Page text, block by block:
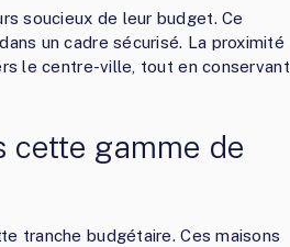
soucieux de leur budget. Ce
un cadre sécurisé. La proximité
le centre-ville, tout en conservant
cette gamme de
tranche budgétaire. Ces maisons